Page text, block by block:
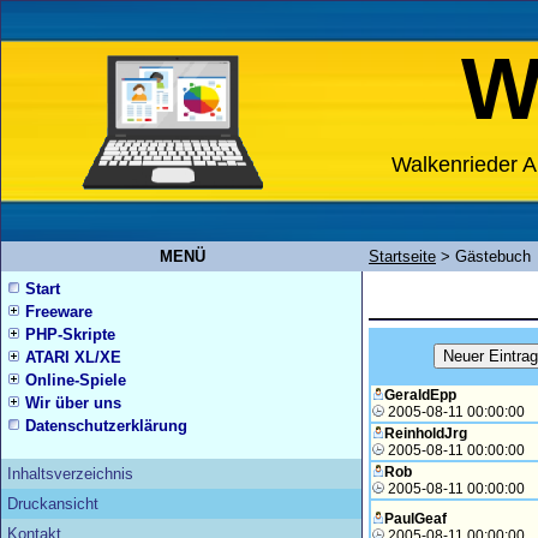
Walkenrieder
MENÜ Startseite > Gästebuch
Start
Freeware
PHP-Skripte
ATARI XL/XE
Online-Spiele
Wir über uns
Datenschutzerklärung
Inhaltsverzeichnis
Druckansicht
Kontakt
GeraldEpp
2005-08-11 00:00:00
ReinholdJrg
2005-08-11 00:00:00
Rob
2005-08-11 00:00:00
PaulGeaf